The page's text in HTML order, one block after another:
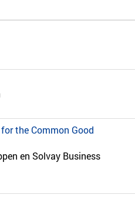
the Common Good
en Solvay Business